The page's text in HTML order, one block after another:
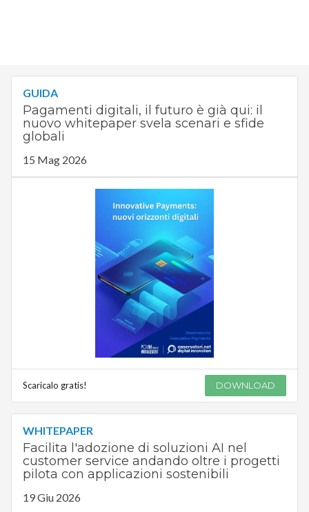
GUIDA
Pagamenti digitali, il futuro è già qui: il
nuovo whitepaper svela scenari e sfide
globali
15 Mag 2026
Scaricalo gratis! DOWNLOAD
WHITEPAPER
Facilita l'adozione di soluzioni AI nel
customer service andando oltre i progetti
pilota con applicazioni sostenibili
19 Giu 2026